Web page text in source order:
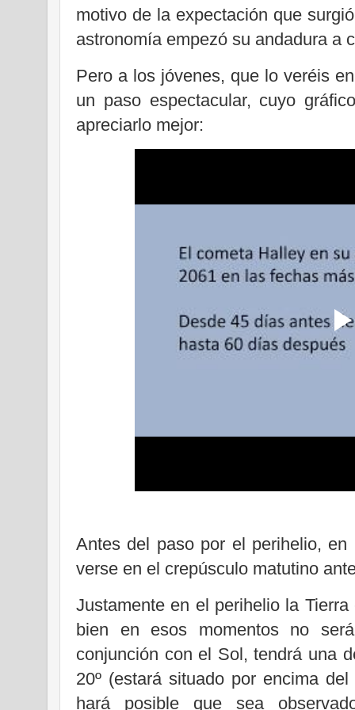
motivo de la expectación que
astronomía empezó su andadura a
Pero a los jóvenes, que lo veréis
un paso espectacular, cuyo
apreciarlo mejor:
Antes del paso por el perihelio,
verse en el crepúsculo matutino
Justamente en el perihelio la
bien en esos momentos no
conjunción con el Sol, tendrá una
20º (estará situado por encima
hará posible que sea